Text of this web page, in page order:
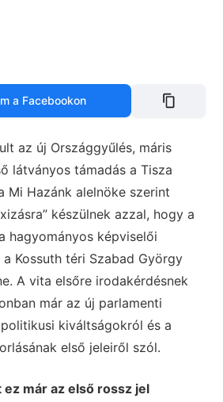
a Facebookon
az új Országgyűlés, máris
látványos támadás a Tisza
Mi Hazánk alelnöke szerint
készülnek azzal, hogy a
hagyományos képviselői
Kossuth téri Szabad György
A vita elsőre irodakérdésnek
már az új parlamenti
kiváltságokról és a
első jeleiről szól.
ez már az első rossz jel